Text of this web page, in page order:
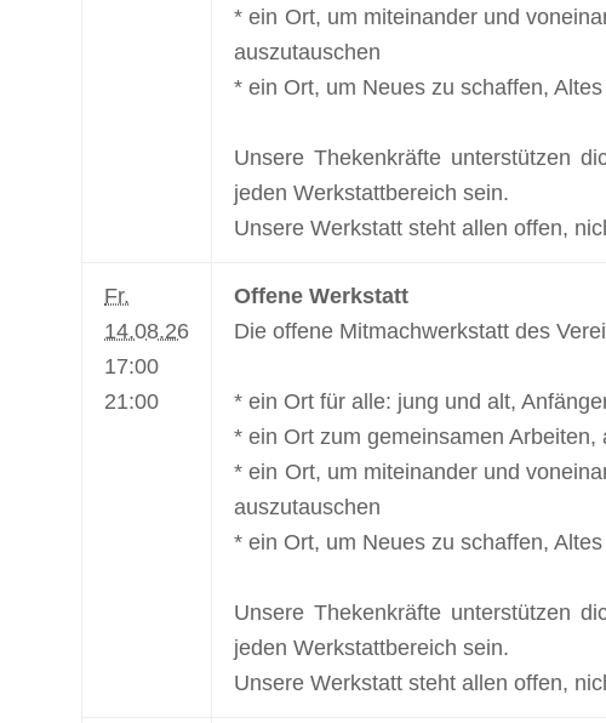
* ein Ort, um miteinander und
auszutauschen
* ein Ort, um Neues zu schaffen,
Unsere Thekenkräfte unterstützen
jeden Werkstattbereich sein.
Unsere Werkstatt steht allen offen,
Fr.
14.08.26
17:00
21:00
Offene Werkstatt
Die offene Mitmachwerkstatt des
* ein Ort für alle: jung und alt,
* ein Ort zum gemeinsamen
* ein Ort, um miteinander und
auszutauschen
* ein Ort, um Neues zu schaffen,
Unsere Thekenkräfte unterstützen
jeden Werkstattbereich sein.
Unsere Werkstatt steht allen offen,